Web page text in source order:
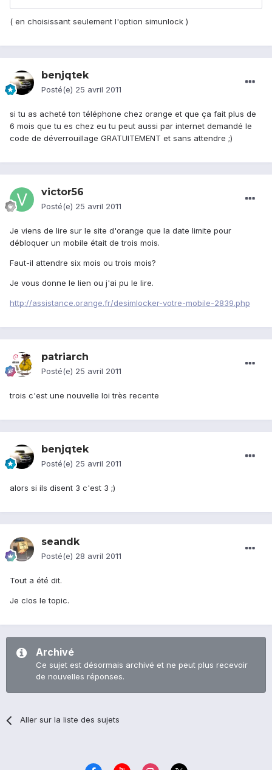
( en choisissant seulement l'option simunlock )
benjqtek
Posté(e) 25 avril 2011
si tu as acheté ton téléphone chez orange et que ça fait plus de
6 mois que tu es chez eu tu peut aussi par internet demandé le
code de déverrouillage GRATUITEMENT et sans attendre ;)
victor56
Posté(e) 25 avril 2011
Je viens de lire sur le site d'orange que la date limite pour
débloquer un mobile était de trois mois.
Faut-il attendre six mois ou trois mois?
Je vous donne le lien ou j'ai pu le lire.
http://assistance.orange.fr/desimlocker-votre-mobile-2839.php
patriarch
Posté(e) 25 avril 2011
trois c'est une nouvelle loi très recente
benjqtek
Posté(e) 25 avril 2011
alors si ils disent 3 c'est 3 ;)
seandk
Posté(e) 28 avril 2011
Tout a été dit.
Je clos le topic.
Archivé
Ce sujet est désormais archivé et ne peut plus recevoir
de nouvelles réponses.
Aller sur la liste des sujets